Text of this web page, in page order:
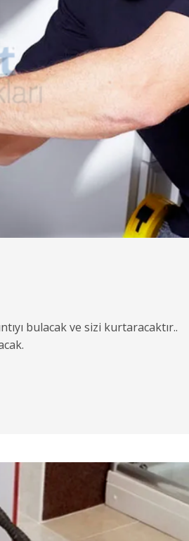
bulacak ve sizi kurtaracaktır..